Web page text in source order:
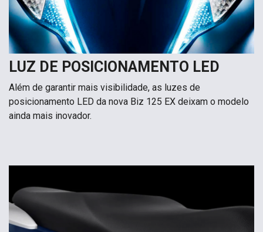
LUZ DE POSICIONAMENTO LED
Além de garantir mais visibilidade, as luzes de
posicionamento LED da nova Biz 125 EX deixam o modelo
ainda mais inovador.